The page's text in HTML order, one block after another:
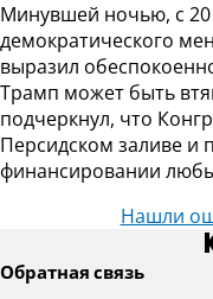
Минувшей ночью, с
демократического
выразил
Трамп может быть
подчеркнул, что
Персидском заливе и
финансировании
Нашли
Обратная связь